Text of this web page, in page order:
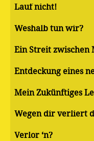
Lauf nicht!
Weshalb tun wir?
Ein Streit zwischen
Entdeckung eines
Mein Zukünftiges
Wegen dir verliert
Verlor ‘n?